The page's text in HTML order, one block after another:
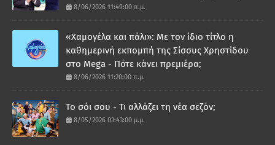
8/06/2026 11:49:00 π.μ.
«Χαμογέλα και πάλι»: Με τον ίδιο τίτλο η
καθημερινή εκπομπή της Σίσσυς Χρηστίδου
στο Mega - Πότε κάνει πρεμιέρα;
8/06/2026 11:20:00 π.μ.
Το σόι σου - Τι αλλάζει τη νέα σεζόν;
8/05/2026 03:43:00 μ.μ.